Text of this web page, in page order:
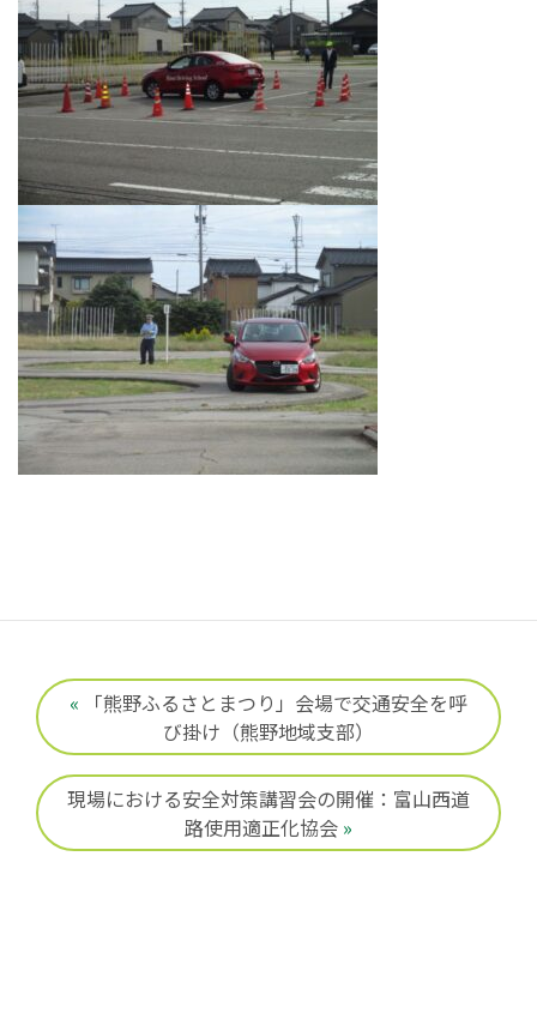
«
「熊野ふるさとまつり」会場で交通安全を呼
び掛け（熊野地域支部）
現場における安全対策講習会の開催：富山西道
路使用適正化協会 »